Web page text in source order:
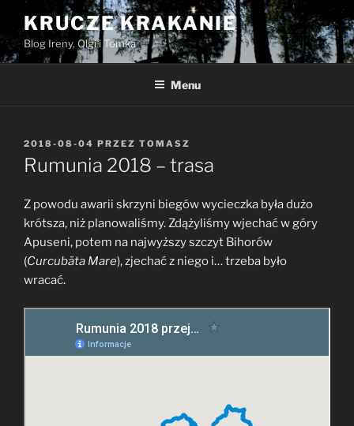
Przejdź
treści
KRUCZE KRAKANIE
Blog Ireny, Olgi i Tomka
Menu
OPUBLIKOWANE
W
2018-08-04 PRZEZ TOMASZ
Rumunia 2018 – trasa
Z powodu awarii skrzyni biegów wycieczka była dużo
krótsza, niż planowaliśmy. Zdążyliśmy wjechać w góry
Apuseni, potem na najwyższy szczyt Bihorów
(Curcubăta Mare), zjechać z niego i… trzeba było
wracać.